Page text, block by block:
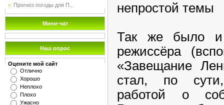
Прогноз погоды для П...
Мини-чат
Наш опрос
Оцените мой сайт
Отлично
Хорошо
Неплохо
Плохо
Ужасно
непростой темы
Так же было и
режиссёра
«Завещание
стал, по
работой о